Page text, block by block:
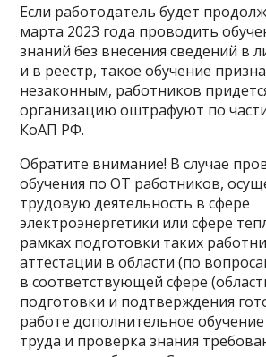
Если работодатель будет
марта 2023 года проводить
знаний без внесения сведений в
и в реестр, такое обучение
незаконным, работников
организацию оштрафуют по части
КоАП РФ.
Обратите внимание! В случае
обучения по ОТ работников,
трудовую деятельность в сфере
электроэнергетики или сфере
рамках подготовки таких
аттестации в области (по
в соответствующей сфере
подготовки и подтверждения
работе дополнительное
труда и проверка знания